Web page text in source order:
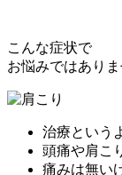
こんな症状で
お悩みではありま
治療という
頭痛や肩こ
痛みは無い